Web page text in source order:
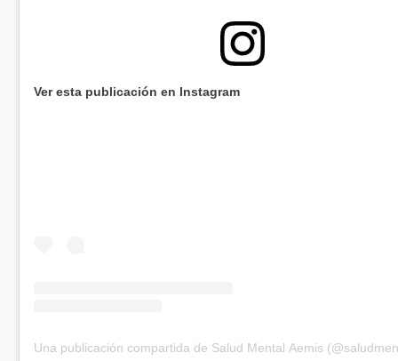
Ver esta publicación en Instagram
Una publicación compartida de Salud Mental Aemis